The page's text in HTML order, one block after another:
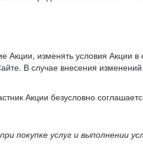
Акции, изменять условия Акции
В случае внесения
Акции безусловно
услуг и выполнении